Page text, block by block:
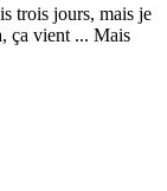
trois jours, mais je
ça vient ... Mais